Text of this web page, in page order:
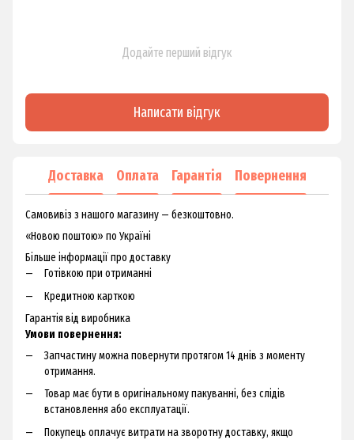
Додайте перший відгук
Написати відгук
Доставка Оплата Гарантія Повернення
Самовивіз з нашого магазину — безкоштовно.
«Новою поштою» по Україні
Більше інформації про доставку
Готівкою при отриманні
Кредитною карткою
Гарантія від виробника
Умови повернення:
Запчастину можна повернути протягом 14 днів з моменту
отримання.
Товар має бути в оригінальному пакуванні, без слідів
встановлення або експлуатації.
Покупець оплачує витрати на зворотну доставку, якщо